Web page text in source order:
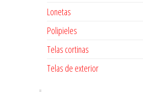
Lonetas
Polipieles
Telas cortinas
Telas de exterior